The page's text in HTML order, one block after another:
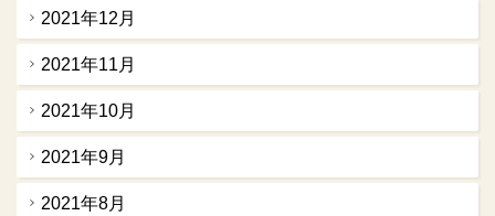
2021年12月
2021年11月
2021年10月
2021年9月
2021年8月